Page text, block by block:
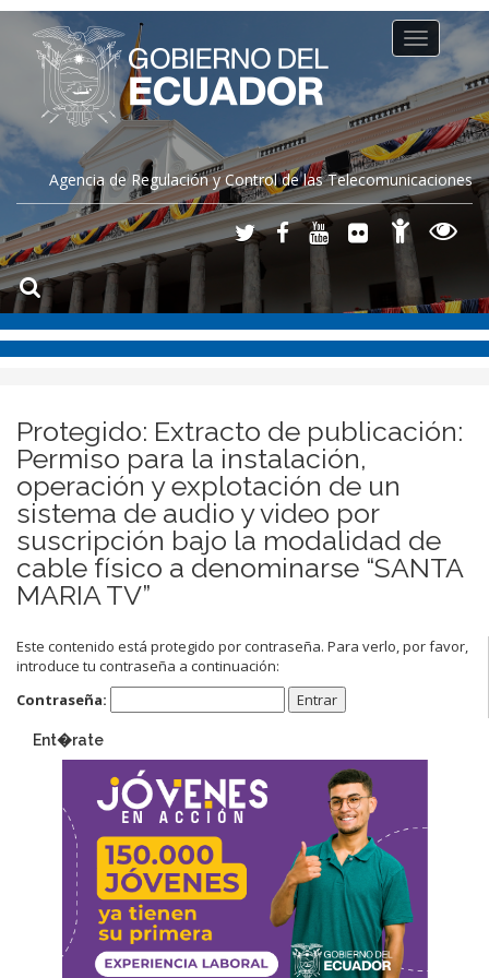
Agencia de Regulación y Control de las Telecomunicaciones
Toggle
navigation
Protegido: Extracto de publicación:
Permiso para la instalación,
operación y explotación de un
sistema de audio y video por
suscripción bajo la modalidad de
cable físico a denominarse “SANTA
MARIA TV”
Este contenido está protegido por contraseña. Para verlo, por favor,
introduce tu contraseña a continuación:
Contraseña:
Ent�rate